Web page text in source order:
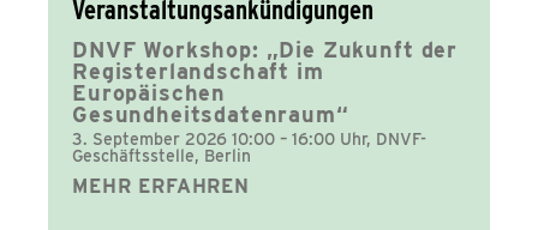
Veranstaltungsankündigungen
DNVF Workshop: „Die Zukunft der
Registerlandschaft im
Europäischen
Gesundheitsdatenraum“
3. September 2026 10:00 – 16:00 Uhr, DNVF-
Geschäftsstelle, Berlin
MEHR ERFAHREN